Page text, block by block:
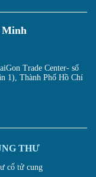
Minh
Trade Center- số
1), Thành Phố Hồ Chí
THƯ
cổ tử cung